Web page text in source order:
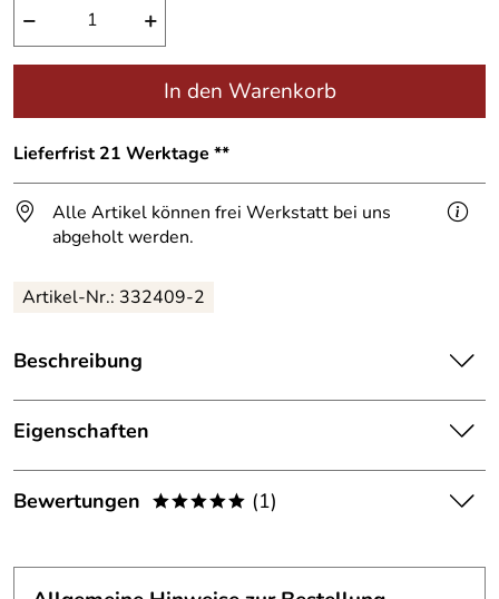
− +
In den Warenkorb
Lieferfrist 21 Werktage **
Alle Artikel können frei Werkstatt bei uns
abgeholt werden.
Artikel-Nr.: 332409-2
Beschreibung
Hausnummeraus Edelstahl für die Baugenossenschaft
Wiederaufbau.
Hausnummer aus Edelstahl, 3mm
Höhe: 30 cm
Wir fertigen für Sie ihre persöhnlich Hausnummer ganz
Eigenschaften
Hausnummer
Schrift:
frei wählbar
Material:
Edelstahl 3 mm
Bewertungen ***** (1)